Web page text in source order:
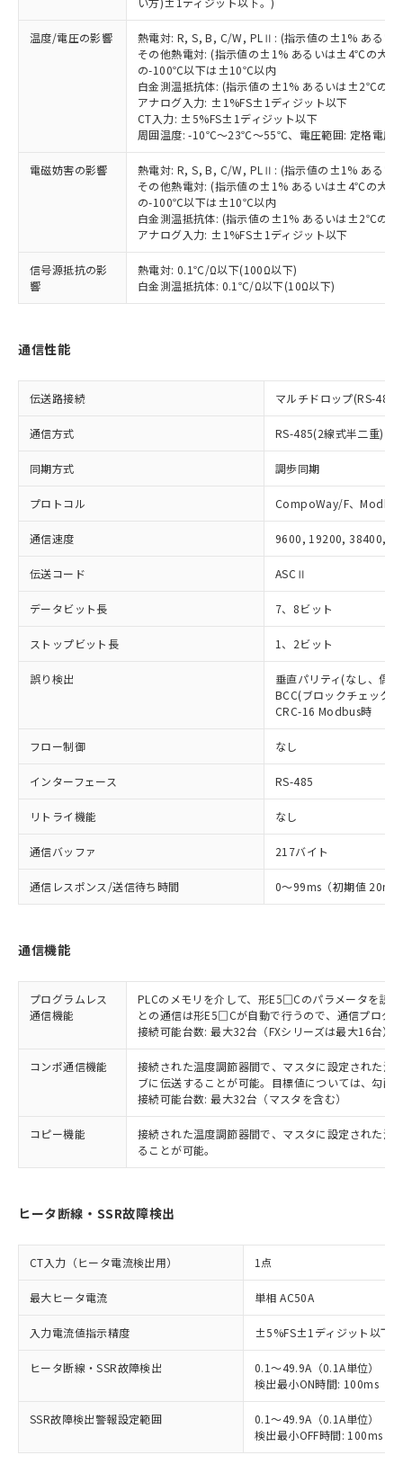
温度/電圧の影響
熱電対: R, S, B, C/W, PLⅡ: (指示値の±1% ある
その他熱電対: (指示値の±1% あるいは±4℃の大き
の-100℃以下は±10℃以内
白金測温抵抗体: (指示値の±1% あるいは±2℃の大
アナログ入力: ±1%FS±1ディジット以下
CT入力: ±5%FS±1ディジット以下
周囲温度: -10℃～23℃～55℃、電圧範囲: 定格電圧
電磁妨害の影響
熱電対: R, S, B, C/W, PLⅡ: (指示値の±1% ある
その他熱電対: (指示値の±1% あるいは±4℃の大き
の-100℃以下は±10℃以内
白金測温抵抗体: (指示値の±1% あるいは±2℃の大
アナログ入力: ±1%FS±1ディジット以下
信号源抵抗の影
響
熱電対: 0.1℃/Ω以下(100Ω以下)
白金測温抵抗体: 0.1℃/Ω以下(10Ω以下)
通信性能
伝送路接続 マルチドロップ(RS-485)
通信方式 RS-485(2線式半二重)
同期方式 調歩同期
プロトコル CompoWay/F、Modbus
通信速度 9600, 19200, 38400,
伝送コード ASCⅡ
データビット長 7、8ビット
ストップビット長 1、2ビット
誤り検出
垂直パリティ(なし、偶
BCC(ブロックチェック
CRC-16 Modbus時
フロー制御 なし
インターフェース RS-485
リトライ機能 なし
通信バッファ 217バイト
通信レスポンス/送信待ち時間 0～99ms（初期値 20ms
通信機能
プログラムレス
通信機能
PLCのメモリを介して、形E5□Cのパラメータを読
との通信は形E5□Cが自動で行うので、通信プログ
接続可能台数: 最大32台（FXシリーズは最大16台）
コンポ通信機能
接続された温度調節器間で、マスタに設定された温
ブに伝送することが可能。目標値については、勾配
接続可能台数: 最大32台（マスタを含む）
コピー機能
接続された温度調節器間で、マスタに設定された温
ることが可能。
ヒータ断線・SSR故障検出
CT入力（ヒータ電流検出用） 1点
最大ヒータ電流 単相 AC50A
入力電流値指示精度 ±5%FS±1ディジット以下
ヒータ断線・SSR故障検出
0.1～49.9A（0.1A単位）
検出最小ON時間: 100ms（
SSR故障検出警報設定範囲
0.1～49.9A（0.1A単位）
検出最小OFF時間: 100ms（
正式な納期状況および標準価格はお客
ムロン制御機器販売店・当社販売員に
ご相談ください。
オムロン制御機器販売店や当社販売拠
点は「販売ネットワーク
」をご確認
ください。
在庫状況および標準価格結果を当社の
示しないようお願いします。
マイパーツ機能（部品リスト作成サー
ビス）をご利用いただくには、I-Web
メンバーズにご登録されている必要が
あります。
お客様が当ウェブサイト上で当社にご
登録された部品リストについて、当社
"個人情報
の「1.共同利
用者の範囲」に記載されている法人を
ル) (DEHP)(別名：DOP) 1000ppm以下、フタル酸ブチ
ルベンジル（BBP） 1000ppm以下、フタル酸ジブチル
（DBP） 1000ppm以下、フタル酸ジイソブチル
(DIBP) 1000ppm以下
但し、RoHS指令で産業用監視および制御機器に対する
適用除外項目は除く。
フタル酸エステル類の４物質については閾値を超える意
図的な使用がないことを確認しています。
※2 対応予定月
部品在庫の切り替え状況などにより、予定
月が前後することがあります。
※3 非含有証明書ダウンロード
EU RoHS指令（10物質）の非含有証明書
51物質の非含有証明書（当社基準）
※本証明書は発行日時点で非含有を証明す
るもので、過去に遡って非含有を証明する
また、RoHS指令のフタル酸エステル類４
荷製品に未対応品が混在することから備考
欄に対応日を記載しておりました。
既に当社にて対応品への在庫切替を完了
していることから、特段のことがない限
り、2022年1月12日より割愛しておりま
す。
ル類) : 1000ppm、
DBP(フタル酸ジブチル) : 1000ppm、 DIBP(フタル酸ジ
イソブチル) : 1000ppm、 BBP(フタル酸ブチルベンジ
ル) : 1000ppm、
DEHP(フタル酸ビス(2-エチルヘキシル)) : 1000ppm
※2 環境保護使用期限
「ｅ」：有害物質（10物質）のすべてが基
準値以下であることを示します。
「10」：通常の使用状況下において有害物
質が外部に漏えいし、環境に深刻な影響を
及ぼさない年数を意味します。
い合わせください。
当社は規制貨物を破棄する場合は、完
全に破砕するなど、違法に輸出されな
いよう必要な手段を講じます。
当社は貴社製品を、核兵器、ミサイ
ル、化学兵器、生物兵器またはその他
武器並びにこれらの製造装置等に一切
使用いたしません。
当社は、貴社製品を第三者に販売する
場合は、上記1、2および3の内容を当
該第三者に通知します。また当社は、
販売先および販売に係わる関係者が違
法に輸出するおそれがある場合は、取
り引きをいたしません。
△ 一定数には満たないが在庫あり
在庫なし(最新の在庫状況につ
いては、お客様のお取引先、ま
たはお客様担当のオムロン制御
機器販売店・当社販売員にご確
認ください)
受注生産機種、また在庫状況の
情報を公開していない機種